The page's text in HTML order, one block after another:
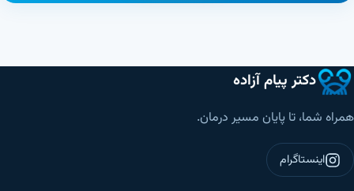
دکتر پیام آزاده
همراه شما، تا پایان مسیر درمان.
اینستاگرام